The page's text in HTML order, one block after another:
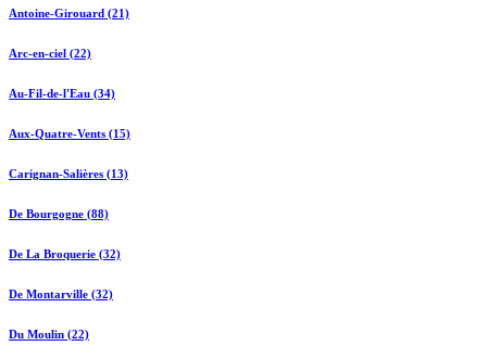
Antoine-Girouard (21)
Arc-en-ciel (22)
Au-Fil-de-l'Eau (34)
Aux-Quatre-Vents (15)
Carignan-Salières (13)
De Bourgogne (88)
De La Broquerie (32)
De Montarville (32)
Du Moulin (22)